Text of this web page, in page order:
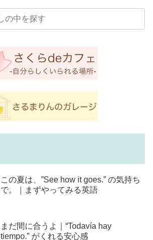
この夏は、”See how it goes.” の気持ち
で。｜まずやってみる英語
まだ間に合うよ｜“Todavía hay
tiempo.” がくれる安心感